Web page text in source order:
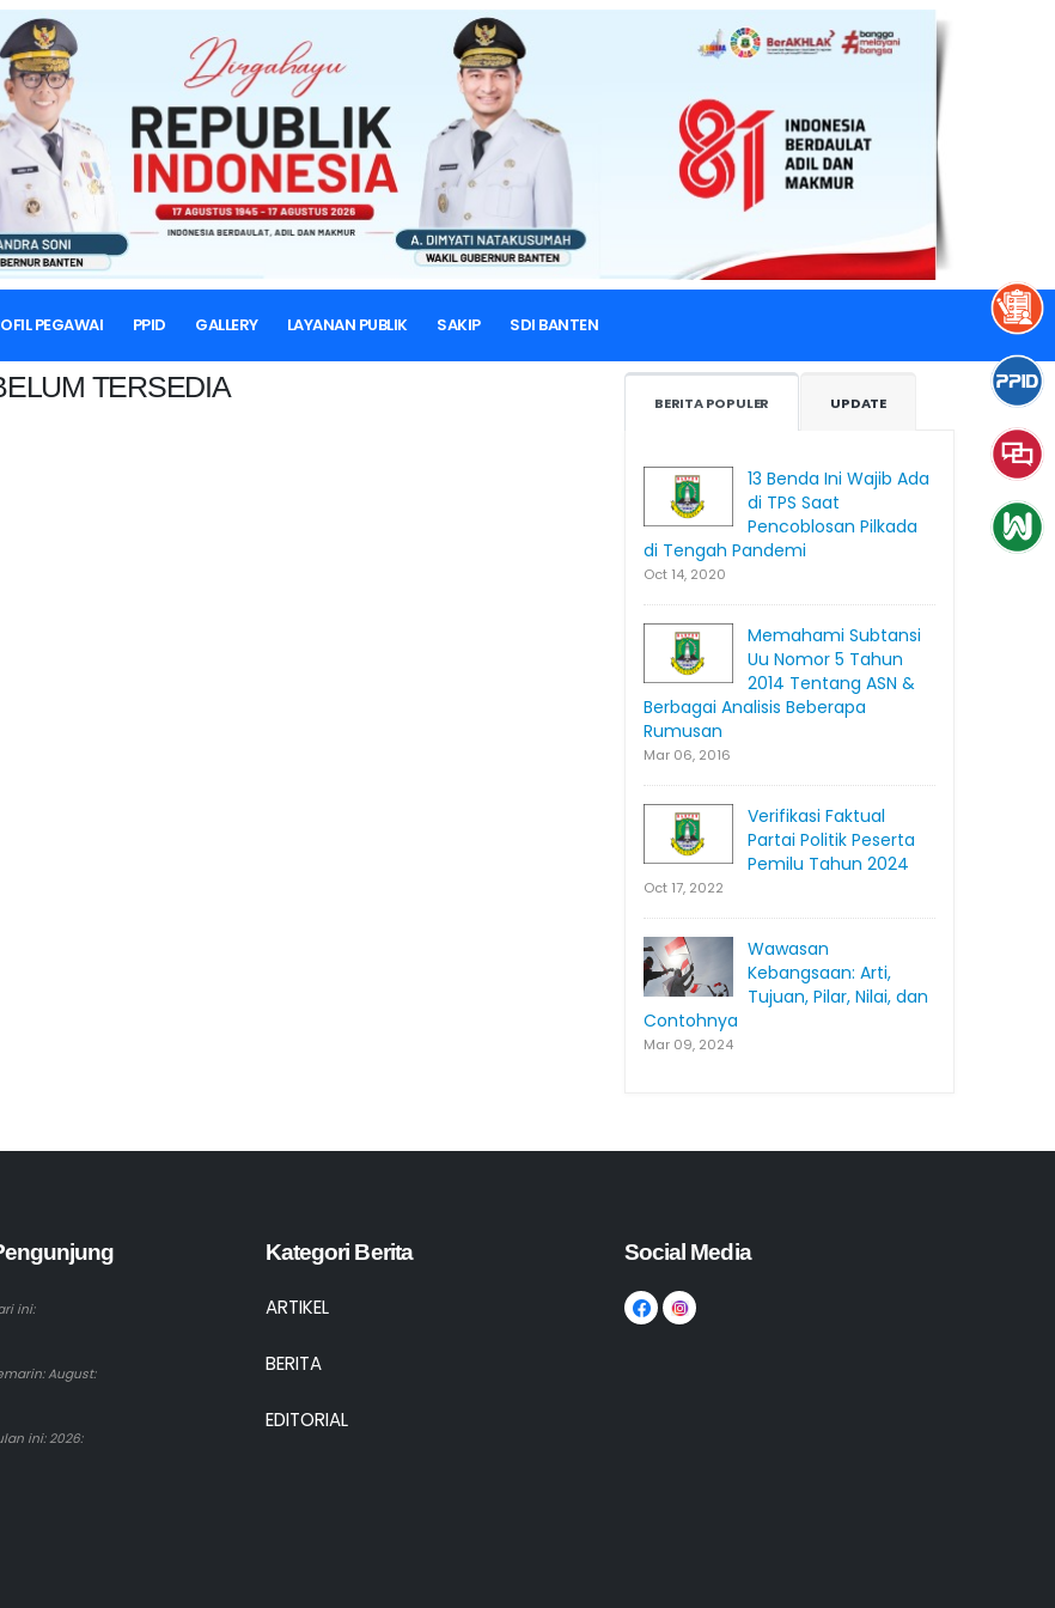
PEGAWAI PPID GALLERY LAYANAN PUBLIK SAKIP SDI BANTEN
BERANDA
TERSEDIA
BERITA POPULER UPDATE
13 Benda Ini Wajib Ada
di TPS Saat
Pencoblosan Pilkada
di Tengah Pandemi
Oct 14, 2020
Memahami Subtansi
Uu Nomor 5 Tahun
2014 Tentang ASN &
Berbagai Analisis Beberapa
Rumusan
Mar 06, 2016
Verifikasi Faktual
Partai Politik Peserta
Pemilu Tahun 2024
Oct 17, 2022
Wawasan
Kebangsaan: Arti,
Tujuan, Pilar, Nilai, dan
Contohnya
Mar 09, 2024
ini:
August:
ini: 2026:
Kategori Berita
ARTIKEL
BERITA
EDITORIAL
Social Media